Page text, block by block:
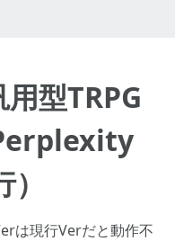
型TRPG
は現行Verだと動作不